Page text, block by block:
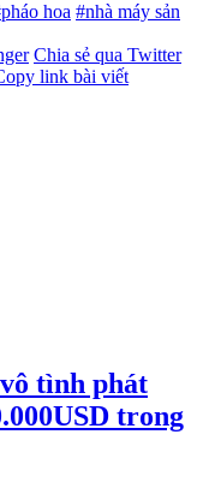
hoa #nhà máy sản
Chia sẻ qua Twitter
link bài viết
tình phát
trong